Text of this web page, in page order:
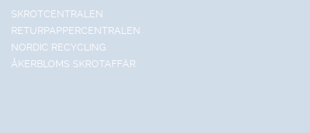
SKROTCENTRALEN
RETURPAPPERCENTRALEN
NORDIC RECYCLING
ÅKERBLOMS SKROTAFFÄR